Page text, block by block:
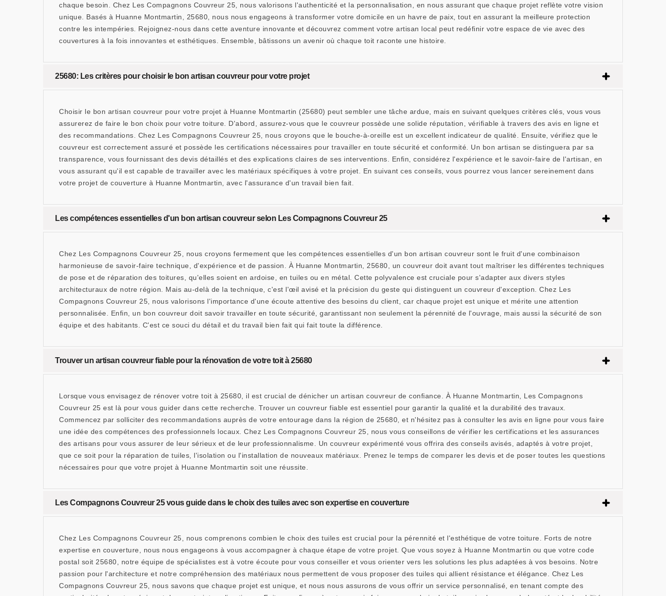
chaque besoin. Chez Les Compagnons Couvreur 25, nous valorisons l'authenticité et la personnalisation, en nous assurant que chaque projet reflète votre vision
unique. Basés à Huanne Montmartin, 25680, nous nous engageons à transformer votre domicile en un havre de paix, tout en assurant la meilleure protection
contre les intempéries. Rejoignez-nous dans cette aventure innovante et découvrez comment votre artisan local peut redéfinir votre espace de vie avec des
couvertures à la fois innovantes et esthétiques. Ensemble, bâtissons un avenir où chaque toit raconte une histoire.
25680: Les critères pour choisir le bon artisan couvreur pour votre projet
Choisir le bon artisan couvreur pour votre projet à Huanne Montmartin (25680) peut sembler une tâche ardue, mais en suivant quelques critères clés, vous vous
assurerez de faire le bon choix pour votre toiture. D'abord, assurez-vous que le couvreur possède une solide réputation, vérifiable à travers des avis en ligne et
des recommandations. Chez Les Compagnons Couvreur 25, nous croyons que le bouche-à-oreille est un excellent indicateur de qualité. Ensuite, vérifiez que le
couvreur est correctement assuré et possède les certifications nécessaires pour travailler en toute sécurité et conformité. Un bon artisan se distinguera par sa
transparence, vous fournissant des devis détaillés et des explications claires de ses interventions. Enfin, considérez l'expérience et le savoir-faire de l'artisan, en
vous assurant qu'il est capable de travailler avec les matériaux spécifiques à votre projet. En suivant ces conseils, vous pourrez vous lancer sereinement dans
votre projet de couverture à Huanne Montmartin, avec l'assurance d'un travail bien fait.
Les compétences essentielles d'un bon artisan couvreur selon Les Compagnons Couvreur 25
Chez Les Compagnons Couvreur 25, nous croyons fermement que les compétences essentielles d'un bon artisan couvreur sont le fruit d'une combinaison
harmonieuse de savoir-faire technique, d'expérience et de passion. À Huanne Montmartin, 25680, un couvreur doit avant tout maîtriser les différentes techniques
de pose et de réparation des toitures, qu'elles soient en ardoise, en tuiles ou en métal. Cette polyvalence est cruciale pour s'adapter aux divers styles
architecturaux de notre région. Mais au-delà de la technique, c'est l'œil avisé et la précision du geste qui distinguent un couvreur d'exception. Chez Les
Compagnons Couvreur 25, nous valorisons l'importance d'une écoute attentive des besoins du client, car chaque projet est unique et mérite une attention
personnalisée. Enfin, un bon couvreur doit savoir travailler en toute sécurité, garantissant non seulement la pérennité de l'ouvrage, mais aussi la sécurité de son
équipe et des habitants. C'est ce souci du détail et du travail bien fait qui fait toute la différence.
Trouver un artisan couvreur fiable pour la rénovation de votre toit à 25680
Lorsque vous envisagez de rénover votre toit à 25680, il est crucial de dénicher un artisan couvreur de confiance. À Huanne Montmartin, Les Compagnons
Couvreur 25 est là pour vous guider dans cette recherche. Trouver un couvreur fiable est essentiel pour garantir la qualité et la durabilité des travaux.
Commencez par solliciter des recommandations auprès de votre entourage dans la région de 25680, et n'hésitez pas à consulter les avis en ligne pour vous faire
une idée des compétences des professionnels locaux. Chez Les Compagnons Couvreur 25, nous vous conseillons de vérifier les certifications et les assurances
des artisans pour vous assurer de leur sérieux et de leur professionnalisme. Un couvreur expérimenté vous offrira des conseils avisés, adaptés à votre projet,
que ce soit pour la réparation de tuiles, l'isolation ou l'installation de nouveaux matériaux. Prenez le temps de comparer les devis et de poser toutes les questions
nécessaires pour que votre projet à Huanne Montmartin soit une réussite.
Les Compagnons Couvreur 25 vous guide dans le choix des tuiles avec son expertise en couverture
Chez Les Compagnons Couvreur 25, nous comprenons combien le choix des tuiles est crucial pour la pérennité et l'esthétique de votre toiture. Forts de notre
expertise en couverture, nous nous engageons à vous accompagner à chaque étape de votre projet. Que vous soyez à Huanne Montmartin ou que votre code
postal soit 25680, notre équipe de spécialistes est à votre écoute pour vous conseiller et vous orienter vers les solutions les plus adaptées à vos besoins. Notre
passion pour l'architecture et notre compréhension des matériaux nous permettent de vous proposer des tuiles qui allient résistance et élégance. Chez Les
Compagnons Couvreur 25, nous savons que chaque projet est unique, et nous nous assurons de vous offrir un service personnalisé, en tenant compte des